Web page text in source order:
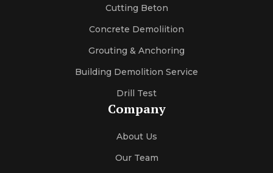
Cutting Beton
Concrete Demoliition
Grouting & Anchoring
Building Demolition Service
Drill Test
Company
About Us
Our Team